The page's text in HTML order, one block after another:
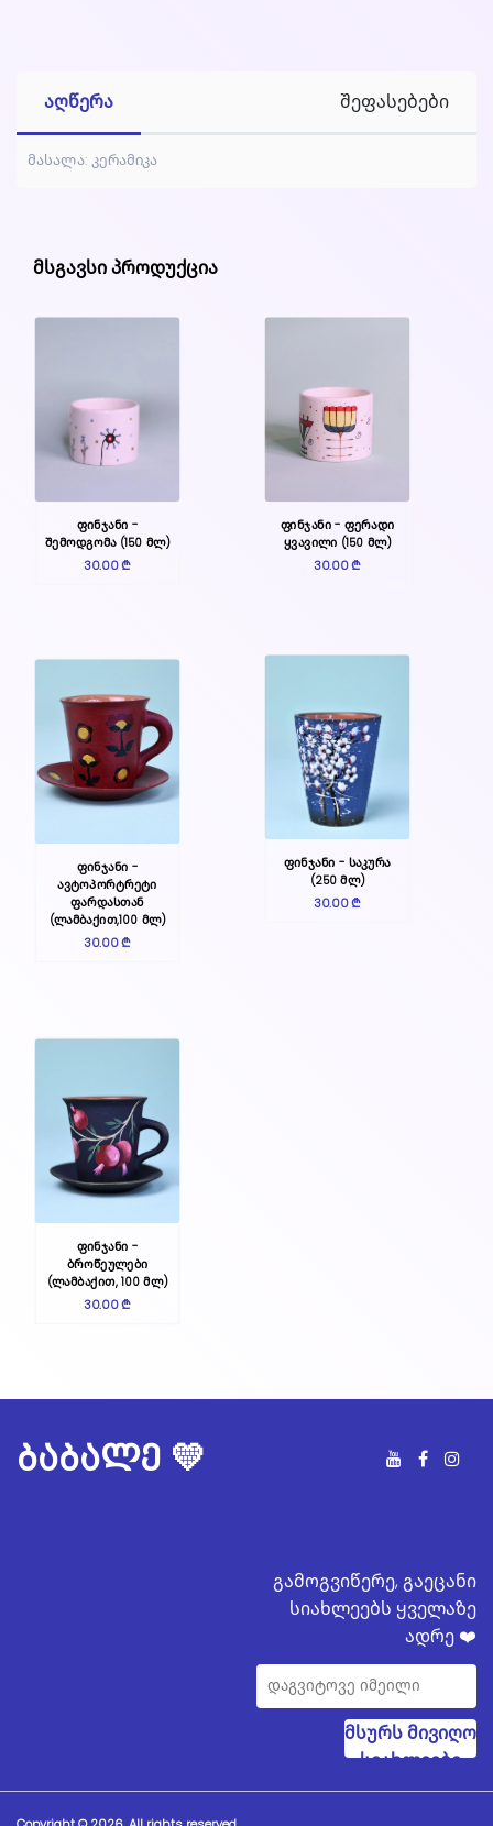
აღწერა შეფასებები
მასალა: კერამიკა
მსგავსი პროდუქცია
ფინჯანი -
შემოდგომა (150 მლ)
30.00 ₾
ფინჯანი - ფერადი
ყვავილი (150 მლ)
30.00 ₾
ფინჯანი -
ავტოპორტრეტი
ფარდასთან
(ლამბაქით,100 მლ)
30.00 ₾
ფინჯანი - საკურა
(250 მლ)
30.00 ₾
ფინჯანი -
ბროწეულები
(ლამბაქით, 100 მლ)
30.00 ₾
ბაბალე 💛
გამოგვიწერე, გაეცანი
სიახლეებს ყველაზე
ადრე ❤️
მსურს მივიღო
სიახლეები